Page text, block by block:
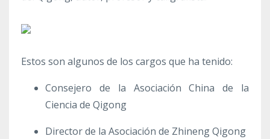
Estos son algunos de los cargos que ha tenido:
Consejero de la Asociación China de la
Ciencia de Qigong
Director de la Asociación de Zhineng Qigong